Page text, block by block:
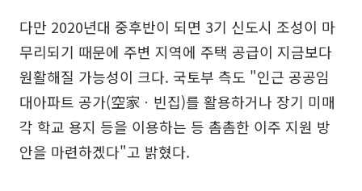
다만 2020년대 중후반이 되면 3기 신도시 조성이 마
무리되기 때문에 주변 지역에 주택 공급이 지금보다
원활해질 가능성이 크다. 국토부 측도 "인근 공공임
대아파트 공가(空家ㆍ빈집)를 활용하거나 장기 미매
각 학교 용지 등을 이용하는 등 촘촘한 이주 지원 방
안을 마련하겠다"고 밝혔다.